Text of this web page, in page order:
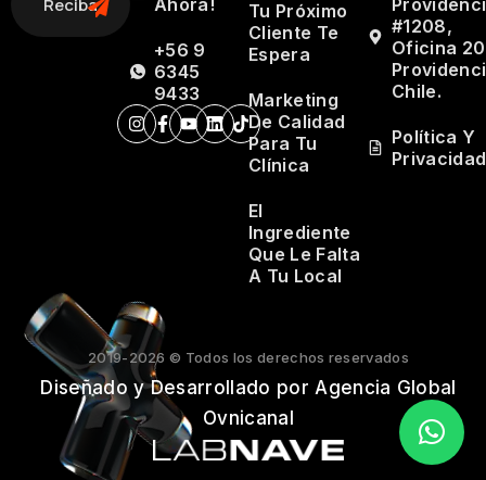
Ahora!
+56 9
6345
9433
Tu Próximo
Cliente Te
Espera
Marketing
De Calidad
Para Tu
Clínica
El
Ingrediente
Que Le Falta
A Tu Local
#1208,
Oficina
Chile.
Política Y
Privacidad
2019-2026 © Todos los derechos reservados
Diseñado y Desarrollado por Agencia Global
Ovnicanal